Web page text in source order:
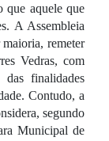
que aquele que
A Assembleia
remeter
Vedras, com
das finalidades
Contudo, a
segundo
Municipal de